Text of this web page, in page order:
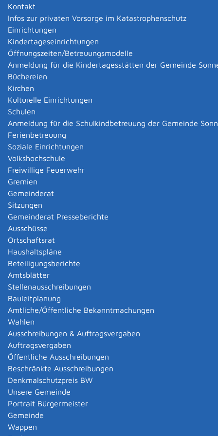
Kontakt
Infos zur privaten Vorsorge im Katastrophenschutz
Einrichtungen
Kindertageseinrichtungen
Öffnungszeiten/Betreuungsmodelle
Anmeldung für die Kindertagesstätten der Gemeinde
Büchereien
Kirchen
Kulturelle Einrichtungen
Schulen
Anmeldung für die Schulkindbetreuung der Gemeinde
Ferienbetreuung
Soziale Einrichtungen
Volkshochschule
Freiwillige Feuerwehr
Gremien
Gemeinderat
Sitzungen
Gemeinderat Presseberichte
Ausschüsse
Ortschaftsrat
Haushaltspläne
Beteiligungsberichte
Amtsblätter
Stellenausschreibungen
Bauleitplanung
Amtliche/Öffentliche Bekanntmachungen
Wahlen
Ausschreibungen & Auftragsvergaben
Auftragsvergaben
Öffentliche Ausschreibungen
Beschränkte Ausschreibungen
Denkmalschutzpreis BW
Unsere Gemeinde
Portrait Bürgermeister
Gemeinde
Wappen
Kinder zwischen 18 bis 21 Jahre: Sie bekommen
Kindergeld, wenn
Ihr Kind nicht erwerbstätig ist und
arbeitsuchend gemeldet ist.
Kinder zwischen 18 und 25 Jahre: Sie bekommen
Kindergeld, wenn
Studium) befindet,
dauernden Übergangszeit befindet,
beispielsweise zwischen Schulabschluss und
Berufsausbildung oder einem anerkannten
Freiwilligendienst,
Ihr Kind seine Ausbildung nicht beginnen oder
Ausbildungsplatz gefunden hat,
Ihr Kind einen anerkannten Freiwilligendienst
absolviert,
Ihr Kind bereits eine erstmalige
Berufsausbildung abgeschlossen hat, sich aber
beispielsweise weiterhin in einer Ausbildung
befindet und nebenbei höchstens bis zu 20
Wochenstunden arbeitet.
Wenn Ihr Kind eine Behinderung hat und sich nicht
alleine finanziell versorgen kann, steht Ihnen auch nach
dem 25. Geburtstag Ihres Kindes Kindergeld zu. Die
Behinderung muss aber schon vor dessen 25.
Geburtstag eingetreten und ursächlich dafür sein, dass
sich Ihr Kind nicht alleine finanziell versorgen kann.
Die Festsetzung des Kindergeldes ist grundsätzlich
nicht von Ihrem Einkommen abhängig. Die Höhe des
Kindergeldes beträgt für jedes anspruchsberechtigte
Kind monatlich 250,00 Euro.
Das Kindergeld wird an Sie ausgezahlt, wenn Ihr Kind in
Ihrem alleinigen Haushalt lebt. Lebt das Kind mit
beiden Eltern zusammen, können Sie gemeinsam